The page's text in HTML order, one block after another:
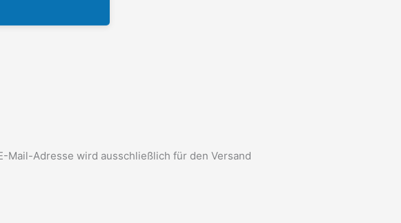
Mail-Adresse wird ausschließlich für den Versand